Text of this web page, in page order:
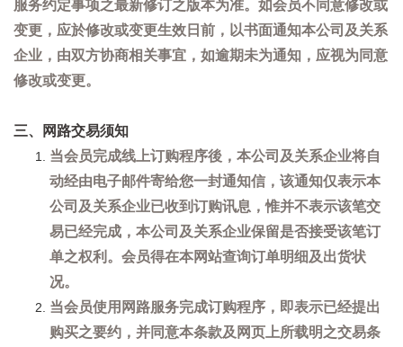
服务约定事项之最新修订之版本为准。如会员不同意修改或
变更，应於修改或变更生效日前，以书面通知本公司及关系
企业，由双方协商相关事宜，如逾期未为通知，应视为同意
修改或变更。
三、网路交易须知
当会员完成线上订购程序後，本公司及关系企业将自
动经由电子邮件寄给您一封通知信，该通知仅表示本
公司及关系企业已收到订购讯息，惟并不表示该笔交
易已经完成，本公司及关系企业保留是否接受该笔订
单之权利。会员得在本网站查询订单明细及出货状
况。
当会员使用网路服务完成订购程序，即表示已经提出
购买之要约，并同意本条款及网页上所载明之交易条